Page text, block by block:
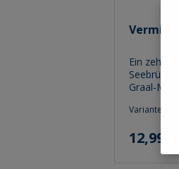
Ein
Graal-
Stunden,
die Kleine
Varianten ab
12,99 €